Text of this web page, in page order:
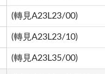
(轉見A23L23/00)
(轉見A23L23/10)
(轉見A23L35/00)